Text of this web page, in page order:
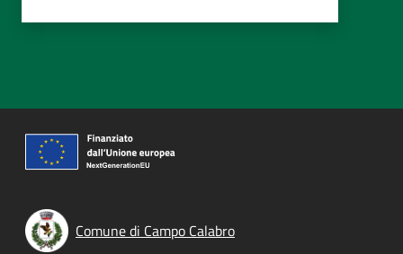
Comune di Campo Calabro